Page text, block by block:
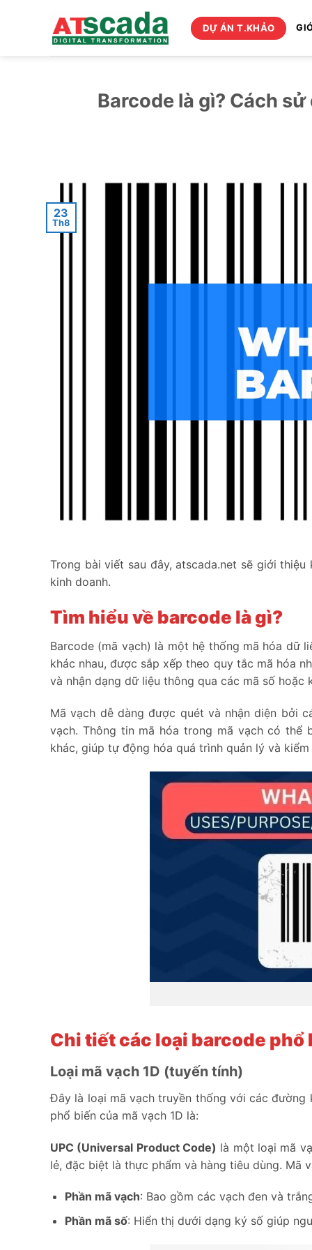
DỰ ÁN T.KHẢO
Barcode là gì? Cách
23
Th8
Trong bài viết sau đây, atscada.net sẽ giới
kinh doanh.
Tìm hiểu về barcode là gì?
Barcode (mã vạch) là một hệ thống mã hóa dữ
khác nhau, được sắp xếp theo quy tắc mã hóa
và nhận dạng dữ liệu thông qua các mã số
Mã vạch dễ dàng được quét và nhận diện bởi
vạch. Thông tin mã hóa trong mã vạch có thể
khác, giúp tự động hóa quá trình quản lý và
Chi tiết các loại barcode phổ
Loại mã vạch 1D (tuyến tính)
Đây là loại mã vạch truyền thống với các đường
phổ biến của mã vạch 1D là:
UPC (Universal Product Code) là một loại mã
lẻ, đặc biệt là thực phẩm và hàng tiêu dùng. Mã
Phần mã vạch: Bao gồm các vạch đen và
Phần mã số: Hiển thị dưới dạng ký số giúp